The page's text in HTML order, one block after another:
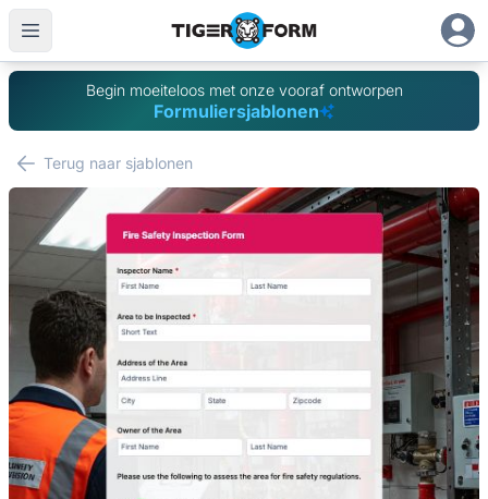
Begin moeiteloos met onze vooraf ontworpen
Formuliersjablonen
Terug naar sjablonen